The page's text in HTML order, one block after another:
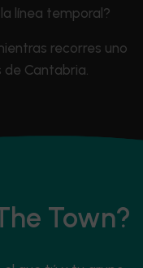
línea temporal?
recorres uno
Cantabria.
Town?